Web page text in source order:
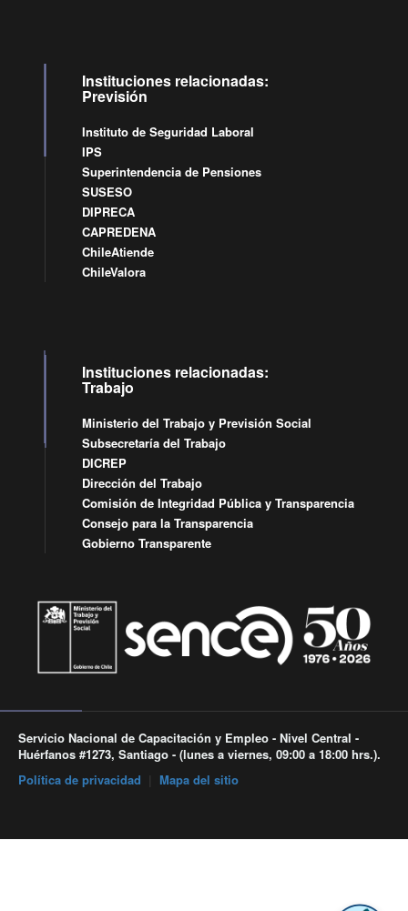
Instituciones relacionadas:
Previsión
Instituto de Seguridad Laboral
IPS
Superintendencia de Pensiones
SUSESO
DIPRECA
CAPREDENA
ChileAtiende
ChileValora
Instituciones relacionadas:
Trabajo
Ministerio del Trabajo y Previsión Social
Subsecretaría del Trabajo
DICREP
Dirección del Trabajo
Comisión de Integridad Pública y Transparencia
Consejo para la Transparencia
Gobierno Transparente
Servicio Nacional de Capacitación y Empleo - Nivel Central -
Huérfanos #1273, Santiago - (lunes a viernes, 09:00 a 18:00 hrs.).
Política de privacidad
Mapa del sitio